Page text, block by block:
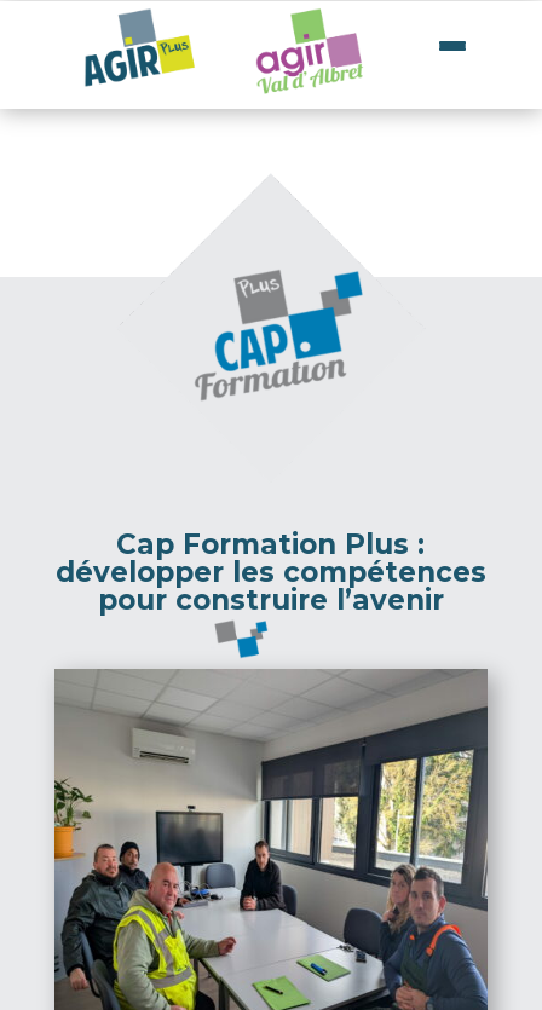
Cap Formation Plus :
développer les compétences
pour construire l’avenir